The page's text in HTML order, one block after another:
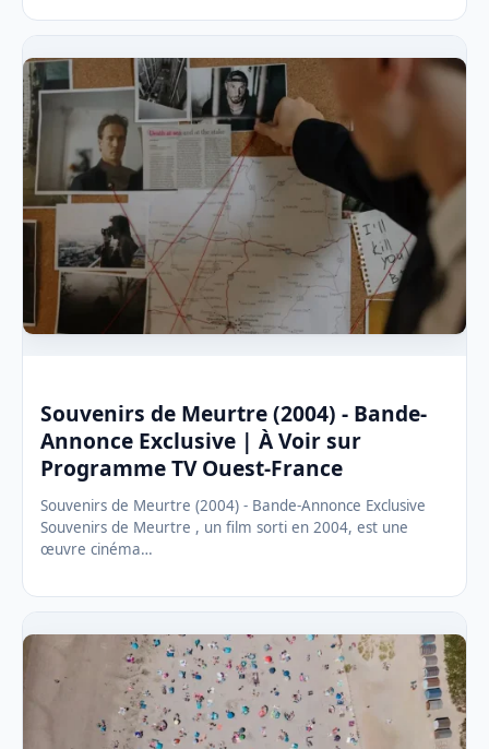
Souvenirs de Meurtre (2004) - Bande-
Annonce Exclusive | À Voir sur
Programme TV Ouest-France
Souvenirs de Meurtre (2004) - Bande-Annonce Exclusive
Souvenirs de Meurtre , un film sorti en 2004, est une
œuvre cinéma…